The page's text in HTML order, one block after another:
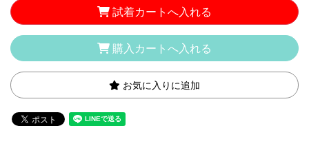
試着カートへ入れる
購入カートへ入れる
お気に入りに追加